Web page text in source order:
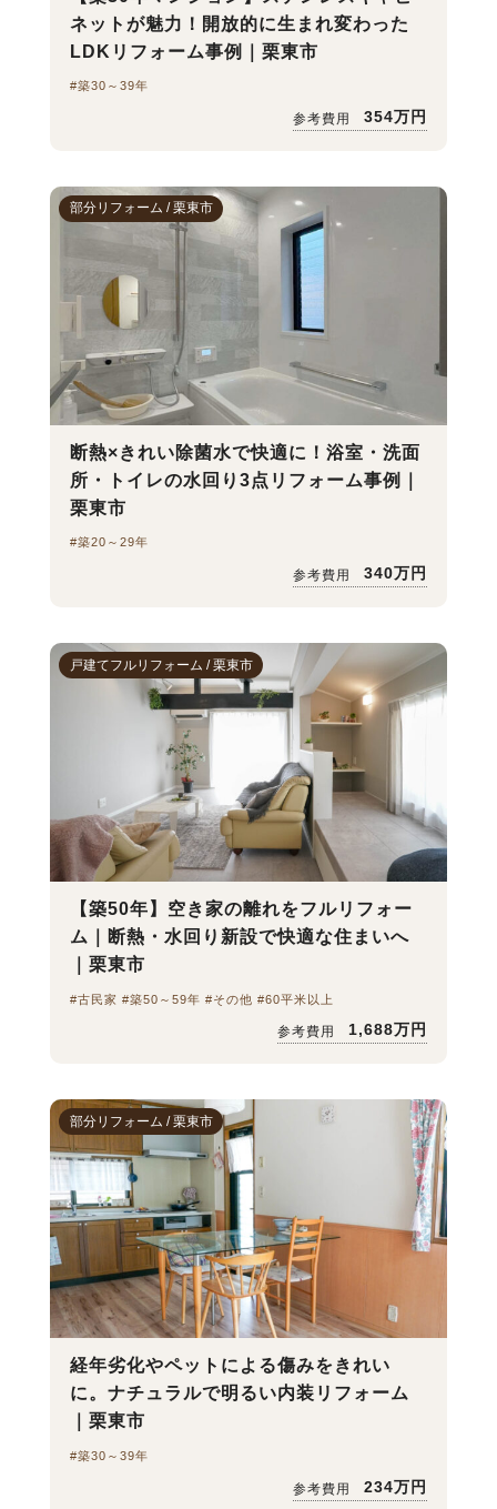
ネットが魅力！開放的に生まれ変わった
LDKリフォーム事例｜栗東市
#築30～39年
参考費用 354万円
部分リフォーム / 栗東市
断熱×きれい除菌水で快適に！浴室・洗面
所・トイレの水回り3点リフォーム事例｜
栗東市
#築20～29年
参考費用 340万円
戸建てフルリフォーム / 栗東市
【築50年】空き家の離れをフルリフォー
ム｜断熱・水回り新設で快適な住まいへ
｜栗東市
#古民家 #築50～59年 #その他 #60平米以上
参考費用 1,688万円
部分リフォーム / 栗東市
経年劣化やペットによる傷みをきれい
に。ナチュラルで明るい内装リフォーム
｜栗東市
#築30～39年
参考費用 234万円